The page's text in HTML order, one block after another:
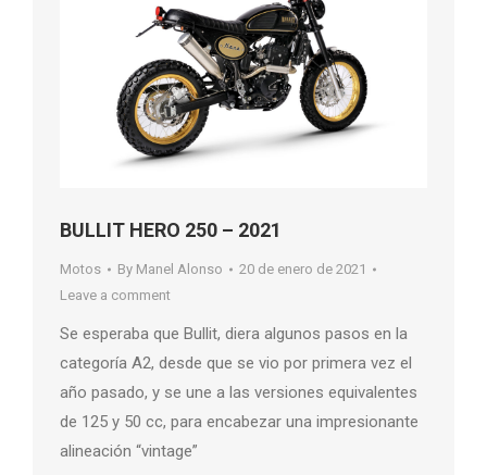
BULLIT HERO 250 – 2021
Motos By Manel Alonso
20 de enero de 2021
Leave a comment
Se esperaba que Bullit, diera algunos pasos en la
categoría A2, desde que se vio por primera vez el
año pasado, y se une a las versiones equivalentes
de 125 y 50 cc, para encabezar una impresionante
alineación “vintage”